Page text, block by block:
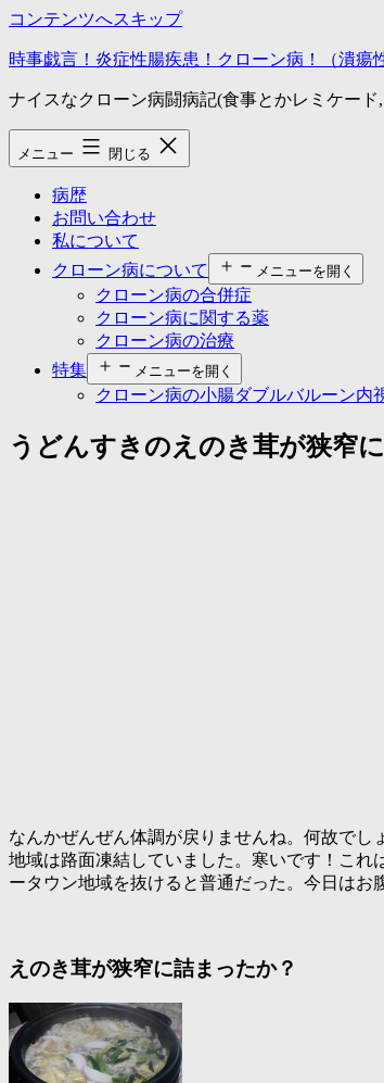
コンテンツへスキップ
時事戯言！炎症性腸疾患！クローン病！（潰瘍
ナイスなクローン病闘病記(食事とかレミケー
メニュー 閉じる
病歴
お問い合わせ
私について
クローン病について
メニューを開く
クローン病の合併症
クローン病に関する薬
クローン病の治療
特集
メニューを開く
クローン病の小腸ダブルバルーン内
うどんすきのえのき茸が狭窄
なんかぜんぜん体調が戻りませんね。何故でし
地域は路面凍結していました。寒いです！こ
ータウン地域を抜けると普通だった。今日はお
えのき茸が狭窄に詰まったか？